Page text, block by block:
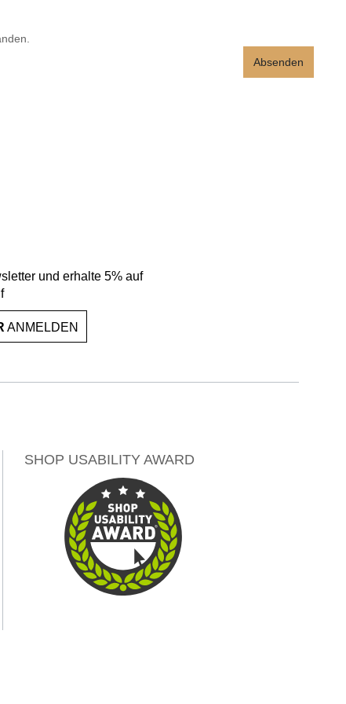
Absenden
und erhalte 5% auf
ANMELDEN
SHOP USABILITY AWARD